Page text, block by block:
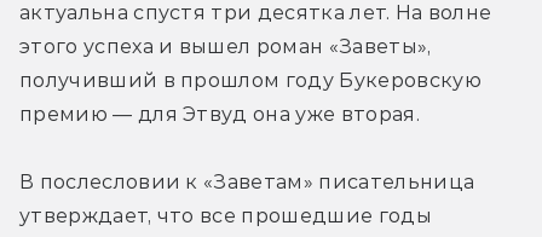
актуальна спустя три десятка лет. На волне
этого успеха и вышел роман «Заветы»,
получивший в прошлом году Букеровскую
премию — для Этвуд она уже вторая.
В послесловии к «Заветам» писательница
утверждает, что все прошедшие годы